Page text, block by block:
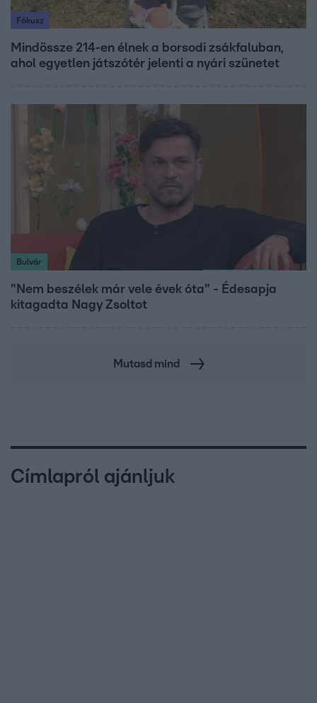
Fókusz
Mindössze 214-en élnek a borsodi zsákfaluban,
ahol egyetlen játszótér jelenti a nyári szünetet
Bulvár
"Nem beszélek már vele évek óta" - Édesapja
kitagadta Nagy Zsoltot
Mutasd mind
Címlapról ajánljuk